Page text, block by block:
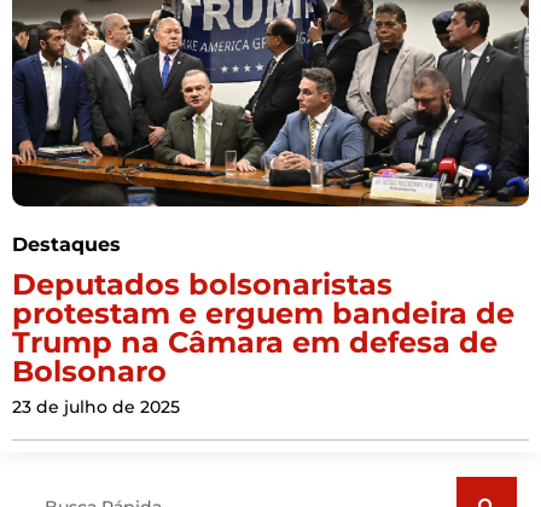
Destaques
Deputados bolsonaristas
protestam e erguem bandeira de
Trump na Câmara em defesa de
Bolsonaro
23 de julho de 2025